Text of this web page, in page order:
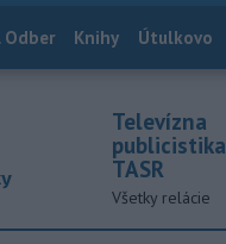
Odber Knihy Útulkovo
Televízna
publicistika
TASR
Všetky relácie